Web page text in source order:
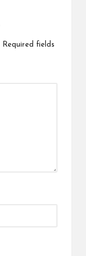
Required fields